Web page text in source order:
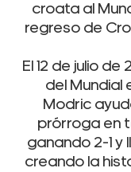
croata al
regreso de
El 12 de julio
del Mundial
Modric
prórroga en
ganando 2-1 y
creando la